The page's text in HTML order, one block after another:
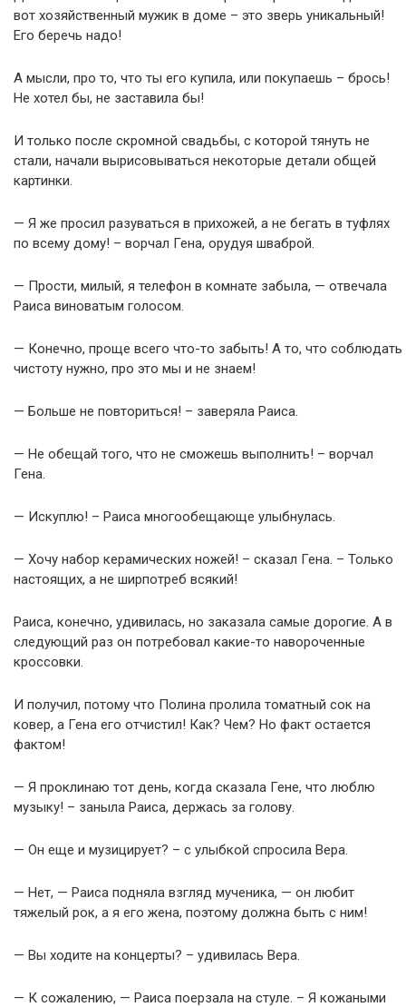
вот хозяйственный мужик в доме – это зверь уникальный!
Его беречь надо!
А мысли, про то, что ты его купила, или покупаешь – брось!
Не хотел бы, не заставила бы!
И только после скромной свадьбы, с которой тянуть не
стали, начали вырисовываться некоторые детали общей
картинки.
— Я же просил разуваться в прихожей, а не бегать в туфлях
по всему дому! – ворчал Гена, орудуя шваброй.
— Прости, милый, я телефон в комнате забыла, — отвечала
Раиса виноватым голосом.
— Конечно, проще всего что-то забыть! А то, что соблюдать
чистоту нужно, про это мы и не знаем!
— Больше не повториться! – заверяла Раиса.
— Не обещай того, что не сможешь выполнить! – ворчал
Гена.
— Искуплю! – Раиса многообещающе улыбнулась.
— Хочу набор керамических ножей! – сказал Гена. – Только
настоящих, а не ширпотреб всякий!
Раиса, конечно, удивилась, но заказала самые дорогие. А в
следующий раз он потребовал какие-то навороченные
кроссовки.
И получил, потому что Полина пролила томатный сок на
ковер, а Гена его отчистил! Как? Чем? Но факт остается
фактом!
— Я проклинаю тот день, когда сказала Гене, что люблю
музыку! – заныла Раиса, держась за голову.
— Он еще и музицирует? – с улыбкой спросила Вера.
— Нет, — Раиса подняла взгляд мученика, — он любит
тяжелый рок, а я его жена, поэтому должна быть с ним!
— Вы ходите на концерты? – удивилась Вера.
— К сожалению, — Раиса поерзала на стуле. – Я кожаными